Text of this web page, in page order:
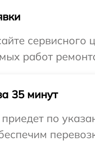
работ
35 минут
по